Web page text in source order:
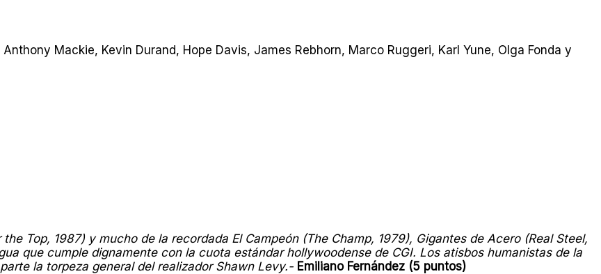
Mackie, Kevin Durand, Hope Davis, James Rebhorn, Marco Ruggeri, Karl Yune, Olga Fonda y
Top, 1987) y mucho de la recordada El Campeón (The Champ, 1979), Gigantes de Acero (Real Steel,
que cumple dignamente con la cuota estándar hollywoodense de CGI. Los atisbos humanistas de la
la torpeza general del realizador Shawn Levy.- Emiliano Fernández (5 puntos)